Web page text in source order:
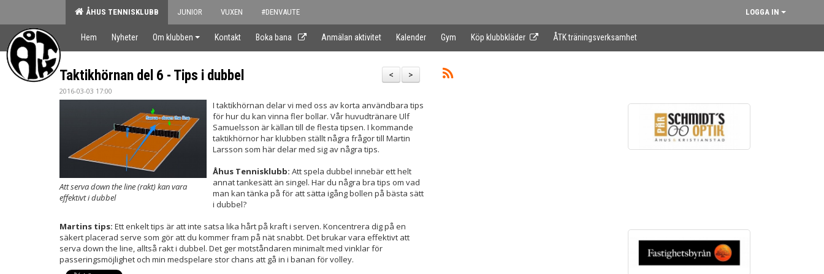
ÅHUS TENNISKLUBB JUNIOR VUXEN #DENVAUTE LOGGA IN
Hem Nyheter Om klubben Kontakt Boka bana Anmälan aktivitet Kalender Gym Köp klubbkläder ÅTK träningsverksamhet
>
<
Taktikhörnan del 6 - Tips i dubbel
2016-03-03 17:00
Att serva down the line (rakt) kan vara
effektivt i dubbel
I taktikhörnan delar vi med oss av korta användbara tips
för hur du kan vinna fler bollar. Vår huvudtränare Ulf
Samuelsson är källan till de flesta tipsen. I kommande
taktikhörnor har klubben ställt några frågor till Martin
Larsson som här delar med sig av några tips.
Åhus Tennisklubb: Att spela dubbel innebär ett helt
annat tankesätt än singel. Har du några bra tips om vad
man kan tänka på för att sätta igång bollen på bästa sätt
i dubbel?
Martins tips: Ett enkelt tips är att inte satsa lika hårt på kraft i serven. Koncentrera dig på en
säkert placerad serve som gör att du kommer fram på nät snabbt. Det brukar vara effektivt att
serva down the line, alltså rakt i dubbel. Det ger motståndaren minimalt med vinklar för
passeringsmöjlighet och min medspelare stor chans att gå in i banan för volley.